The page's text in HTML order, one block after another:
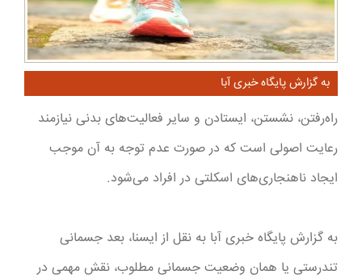
به گزارش پایگاه خبری آبا
راه‌رفتن، نشستن، ایستادن و سایر فعالیت‌های بدنی نیازمند
رعایت اصولی است که در صورت عدم توجه به آن موجب
ایجاد ناهنجاری‌های اسکلتی در افراد می‌شود.
به گزارش پایگاه خبری آبا به نقل از ایسنا، بعد جسمانی
تندرستی یا همان وضعیت جسمانی مطلوب، نقش مهمی در